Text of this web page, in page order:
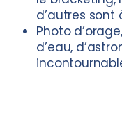
d’autres sont
Photo
d’eau,